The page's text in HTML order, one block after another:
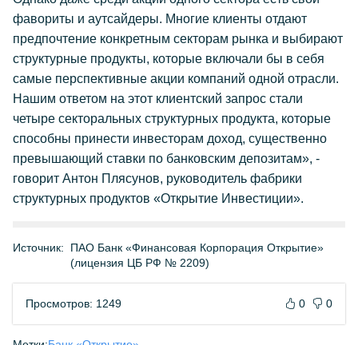
фавориты и аутсайдеры. Многие клиенты отдают
предпочтение конкретным секторам рынка и выбирают
структурные продукты, которые включали бы в себя
самые перспективные акции компаний одной отрасли.
Нашим ответом на этот клиентский запрос стали
четыре секторальных структурных продукта, которые
способны принести инвесторам доход, существенно
превышающий ставки по банковским депозитам», -
говорит Антон Плясунов, руководитель фабрики
структурных продуктов «Открытие Инвестиции».
Источник:
ПАО Банк «Финансовая Корпорация Открытие»
(лицензия ЦБ РФ № 2209)
Просмотров: 1249 0 0